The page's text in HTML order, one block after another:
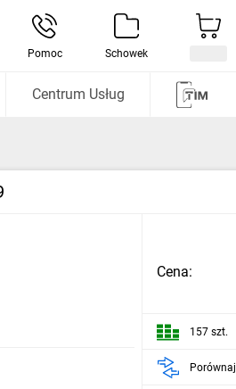
Pomoc Schowek
Centrum Usług
Cena:
157 szt.
Porównaj